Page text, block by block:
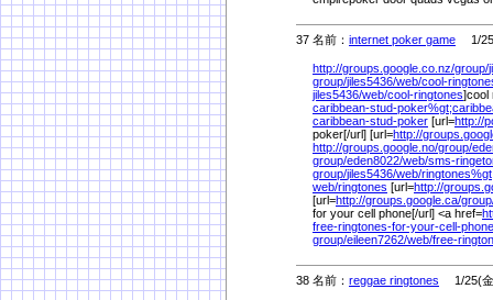
37 名前： internet poker game 1/
http://groups.google.co.nz/group/
group/jiles5436/web/cool-
jiles5436/web/cool-ringtones]cool
caribbean-stud-poker%
caribbean-stud-poker [url=http://
poker[/url] [url=http://
http://groups.google.no/group/
group/eden8022/web/sms-
group/jiles5436/web/ringtones%
web/ringtones [url=http://
[url=http://groups.google.ca/
for your cell phone[/url] <a href=
free-ringtones-for-your-cell-
group/eileen7262/web/free-
38 名前： reggae ringtones 1/25(金